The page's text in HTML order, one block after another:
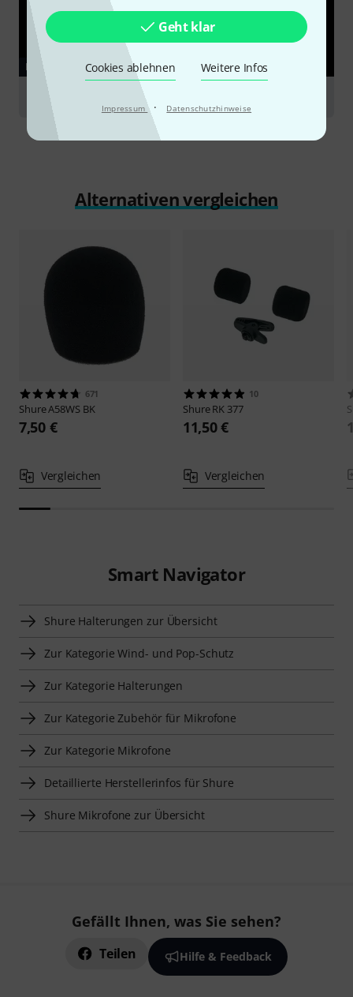
Geht klar
Cookies ablehnen Weitere Infos
Impressum · Datenschutzhinweise
RATGEBER
Alternativen vergleichen
671
ShureA58WS BK
7,50 €
Vergleichen
10
ShureRK 377
11,50 €
Vergleichen
Smart Navigator
Shure Halterungen zur Übersicht
Zur Kategorie Wind- und Pop-Schutz
Zur Kategorie Halterungen
Zur Kategorie Zubehör für Mikrofone
Zur Kategorie Mikrofone
Detaillierte Herstellerinfos für Shure
Shure Mikrofone zur Übersicht
Gefällt Ihnen, was Sie sehen?
Teilen Hilfe & Feedback